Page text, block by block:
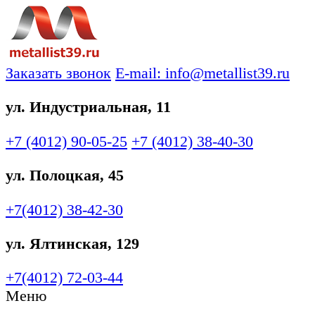
Заказать звонок E-mail: info@metallist39.ru
ул. Индустриальная, 11
+7 (4012) 90-05-25 +7 (4012) 38-40-30
ул. Полоцкая, 45
+7(4012) 38-42-30
ул. Ялтинская, 129
+7(4012) 72-03-44
Меню